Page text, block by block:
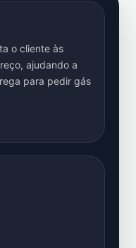
o cliente às
ajudando a
para pedir gás